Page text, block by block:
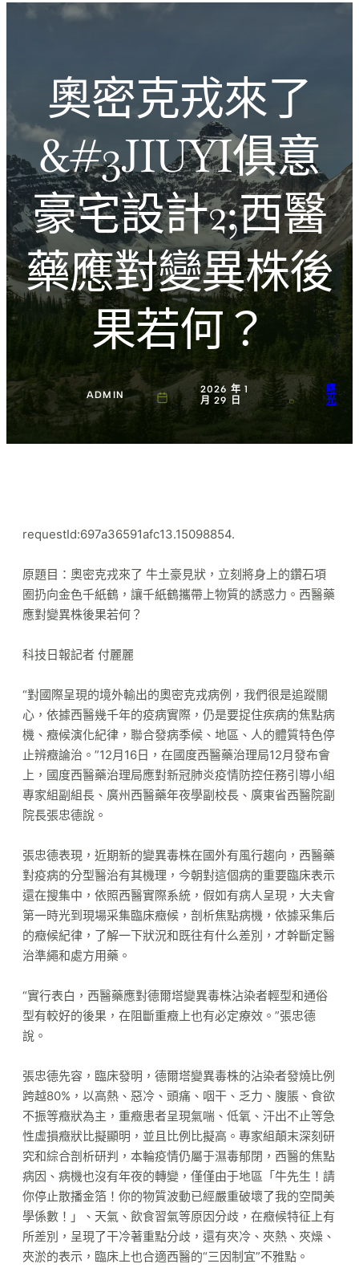
Introducing the Savara collection of luxury resorts
文化的激盪
奧密克戎來了
&#3JIUYI俱意
豪宅設計2;西醫
藥應對變異株後
果若何？
ADMIN
2026 年 1
月 29 日
曙
光
requestId:697a36591afc13.15098854.
原題目：奧密克戎來了 牛土豪見狀，立刻將身上的鑽石項
圈扔向金色千紙鶴，讓千紙鶴攜帶上物質的誘惑力。西醫藥
應對變異株後果若何？
科技日報記者 付麗麗
“對國際呈現的境外輸出的奧密克戎病例，我們很是追蹤關
心，依據西醫幾千年的疫病實際，仍是要捉住疾病的焦點病
機、癥候演化紀律，聯合發病季候、地區、人的體質特色停
止辨癥論治。”12月16日，在國度西醫藥治理局12月發布會
上，國度西醫藥治理局應對新冠肺炎疫情防控任務引導小組
專家組副組長、廣州西醫藥年夜學副校長、廣東省西醫院副
院長張忠德說。
張忠德表現，近期新的變異毒株在國外有風行趨向，西醫藥
對疫病的分型醫治有其機理，今朝對這個病的重要臨床表示
還在搜集中，依照西醫實際系統，假如有病人呈現，大夫會
第一時光到現場采集臨床癥候，剖析焦點病機，依據采集后
的癥候紀律，了解一下狀況和既往有什么差別，才幹斷定醫
治準繩和處方用藥。
“實行表白，西醫藥應對德爾塔變異毒株沾染者輕型和通俗
型有較好的後果，在阻斷重癥上也有必定療效。”張忠德
說。
張忠德先容，臨床發明，德爾塔變異毒株的沾染者發燒比例
跨越80%，以高熱、惡冷、頭痛、咽干、乏力、腹脹、食欲
不振等癥狀為主，重癥患者呈現氣喘、低氧、汗出不止等急
性虛損癥狀比擬顯明，並且比例比擬高。專家組顛末深刻研
究和綜合剖析研判，本輪疫情仍屬于濕毒郁閉，西醫的焦點
病因、病機也沒有年夜的轉變，僅僅由于地區「牛先生！請
你停止散播金箔！你的物質波動已經嚴重破壞了我的空間美
學係數！」、天氣、飲食習氣等原因分歧，在癥候特征上有
所差別，呈現了干冷著重點分歧，還有夾冷、夾熱、夾燥、
夾淤的表示，臨床上也合適西醫的“三因制宜”不雅點。